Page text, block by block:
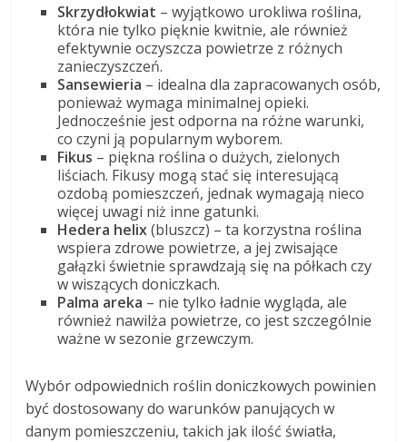
Skrzydłokwiat – wyjątkowo urokliwa roślina,
która nie tylko pięknie kwitnie, ale również
efektywnie oczyszcza powietrze z różnych
zanieczyszczeń.
Sansewieria – idealna dla zapracowanych osób,
ponieważ wymaga minimalnej opieki.
Jednocześnie jest odporna na różne warunki,
co czyni ją popularnym wyborem.
Fikus – piękna roślina o dużych, zielonych
liściach. Fikusy mogą stać się interesującą
ozdobą pomieszczeń, jednak wymagają nieco
więcej uwagi niż inne gatunki.
Hedera helix(bluszcz) – ta korzystna roślina
wspiera zdrowe powietrze, a jej zwisające
gałązki świetnie sprawdzają się na półkach czy
w wiszących doniczkach.
Palma areka – nie tylko ładnie wygląda, ale
również nawilża powietrze, co jest szczególnie
ważne w sezonie grzewczym.
Wybór odpowiednich roślin doniczkowych powinien
być dostosowany do warunków panujących w
danym pomieszczeniu, takich jak ilość światła,